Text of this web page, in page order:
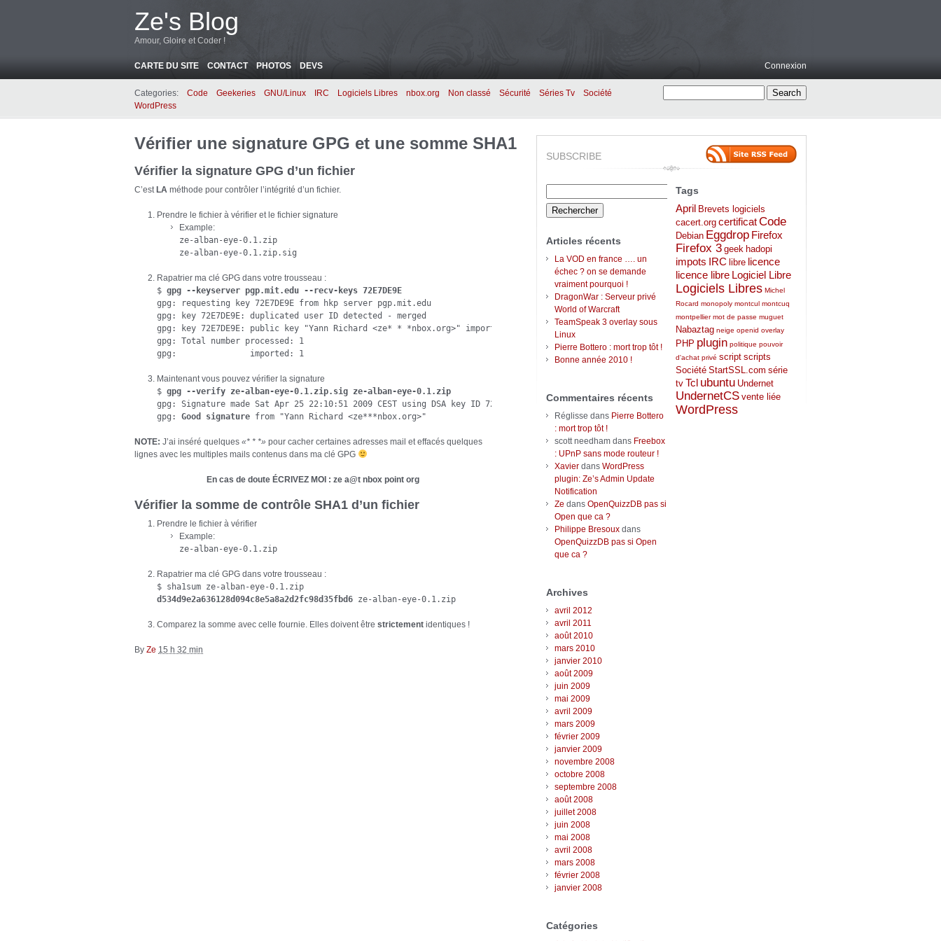
Ze's Blog
Amour, Gloire et Coder !
CARTE DU SITE CONTACT PHOTOS DEVS Connexion
Categories: Code Geekeries GNU/Linux IRC Logiciels Libres nbox.org Non classé Sécurité Séries Tv
Société
WordPress
Vérifier une signature GPG et une somme SHA1
Vérifier la signature GPG d’un fichier
C’est LA méthode pour contrôler l’intégrité d’un fichier.
Prendre le fichier à vérifier et le fichier signature
Example:
ze-alban-eye-0.1.zip
ze-alban-eye-0.1.zip.sig
Rapatrier ma clé GPG dans votre trousseau :
$ gpg --keyserver pgp.mit.edu --recv-keys 72E7DE9E
gpg: requesting key 72E7DE9E from hkp server pgp.mit.edu
gpg: key 72E7DE9E: duplicated user ID detected - merged
gpg: key 72E7DE9E: public key "Yann Richard <ze* * *nbox.org>" imported
gpg: Total number processed: 1
gpg:               imported: 1
Maintenant vous pouvez vérifier la signature
$ gpg --verify ze-alban-eye-0.1.zip.sig ze-alban-eye-0.1.zip
gpg: Signature made Sat Apr 25 22:10:51 2009 CEST using DSA key ID 72E7DE9E
gpg: Good signature from "Yann Richard <ze***nbox.org>"
NOTE: J’ai inséré quelques «* * *» pour cacher certaines adresses mail et effacés quelques
lignes avec les multiples mails contenus dans ma clé GPG
En cas de doute ÉCRIVEZ MOI : ze a@t nbox point org
Vérifier la somme de contrôle SHA1 d’un fichier
Prendre le fichier à vérifier
Example:
ze-alban-eye-0.1.zip
Rapatrier ma clé GPG dans votre trousseau :
$ sha1sum ze-alban-eye-0.1.zip
d534d9e2a636128d094c8e5a8a2d2fc98d35fbd6 ze-alban-eye-0.1.zip
Comparez la somme avec celle fournie. Elles doivent être strictement identiques !
By Ze 15 h 32 min
SUBSCRIBE
Articles récents
La VOD en france …. un
échec ? on se demande
vraiment pourquoi !
DragonWar : Serveur privé
World of Warcraft
TeamSpeak 3 overlay sous
Linux
Pierre Bottero : mort trop tôt !
Bonne année 2010 !
Commentaires récents
Réglisse dans Pierre Bottero
: mort trop tôt !
scott needham dans Freebox
: UPnP sans mode routeur !
Xavier dans WordPress
plugin: Ze’s Admin Update
Notification
Ze dans OpenQuizzDB pas si
Open que ca ?
Philippe Bresoux dans
OpenQuizzDB pas si Open
que ca ?
Archives
avril 2012
avril 2011
août 2010
mars 2010
janvier 2010
août 2009
juin 2009
mai 2009
avril 2009
mars 2009
février 2009
janvier 2009
novembre 2008
octobre 2008
septembre 2008
août 2008
juillet 2008
juin 2008
mai 2008
avril 2008
mars 2008
février 2008
janvier 2008
Catégories
Tags
April Brevets logiciels
cacert.org certificatCode
Debian Eggdrop Firefox
Firefox 3 geek hadopi
impots IRC libre licence
licence libre Logiciel Libre
Logiciels Libres Michel
Rocard monopoly montcul montcuq
montpellier mot de passe muguet
Nabaztag neige openid overlay
PHP plugin politique pouvoir
d'achat privé script scripts
Société StartSSL.com série
tv Tcl ubuntu Undernet
UndernetCS vente liée
WordPress